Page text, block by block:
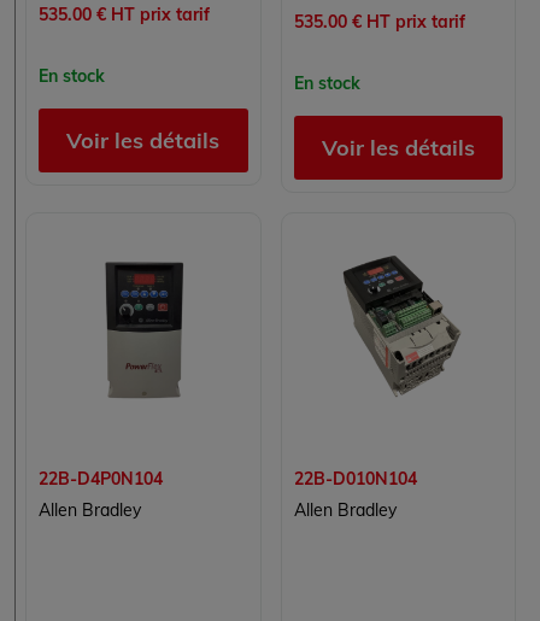
535.00 € HT prix tarif
En stock
Voir les détails
535.00 € HT prix tarif
En stock
Voir les détails
22B-D4P0N104
Allen Bradley
22B-D010N104
Allen Bradley